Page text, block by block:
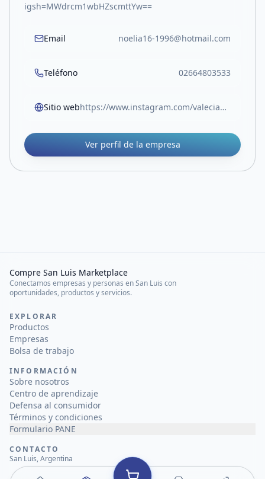
igsh=MWdrcm1wbHZscmttYw==
Email noelia16-1996@hotmail.com
Teléfono 02664803533
Sitio web https://www.instagram.com/valeciana_sublimados?igsh=MWdrcm1wbHZscmttYw==
Ver perfil de la empresa
Compre San Luis Marketplace
Conectamos empresas y personas en San Luis con
oportunidades, productos y servicios.
EXPLORAR
Productos
Empresas
Bolsa de trabajo
INFORMACIÓN
Sobre nosotros
Centro de aprendizaje
Defensa al consumidor
Términos y condiciones
Formulario PANE
CONTACTO
San Luis, Argentina